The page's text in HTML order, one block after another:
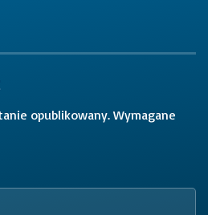
opublikowany. Wymagane